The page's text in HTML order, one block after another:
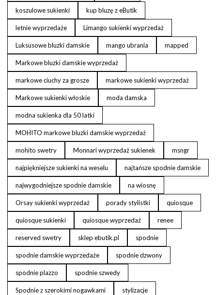
koszulowe sukienki kup bluzę z eButik
letnie wyprzedaże Limango sukienki wyprzedaż
Luksusowe bluzki damskie mango ubrania mapped
Markowe bluzki damskie wyprzedaż
markowe ciuchy za grosze markowe sukienki wyprzedaż
Markowe sukienki włoskie moda damska
modna sukienka dla 50 latki
MOHITO markowe bluzki damskie wyprzedaż
mohito swetry Monnari wyprzedaż sukienek msngr
najpiękniejsze sukienki na weselu najtańsze spodnie damskie
najwygodniejsze spodnie damskie na wiosnę
Orsay sukienki wyprzedaż porady stylistki quiosque
quiosque sukienki quiosque wyprzedaż renee
reserved swetry sklep ebutik.pl spodnie
spodnie damskie wyprzedaże spodnie dzwony
spodnie plazzo spodnie szwedy
Spodnie z szerokimi nogawkami stylizacje